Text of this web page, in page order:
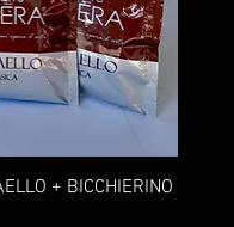
+ BICCHIERINO